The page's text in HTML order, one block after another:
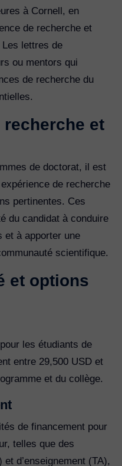
à Cornell, en
de recherche et
lettres de
ou mentors qui
de recherche du
recherche et
de doctorat, il est
de recherche
pertinentes. Ces
du candidat à conduire
et à apporter une
scientifique.
et options
les étudiants de
entre 29,500 USD et
et du collège.
de financement pour
telles que des
d’enseignement (TA),